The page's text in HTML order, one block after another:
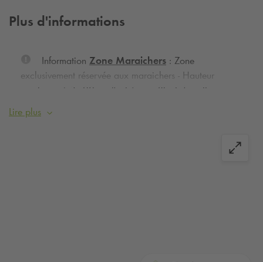
Plus d'informations
Information Zone Maraichers : Zone
exclusivement réservée aux maraichers - Hauteur
maximum à 3m20 sur l'entrée rue Binet de cette zone -
Réservation et ticket horaires indisponibles sur cette
zone.
Réservez votre place de parking dans le centre-ville de Nice,
Lire plus